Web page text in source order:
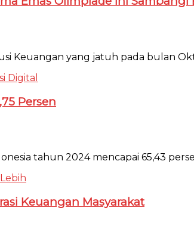
Keuangan yang jatuh pada bulan
Persen
tahun 2024 mencapai 65,43
Keuangan Masyarakat